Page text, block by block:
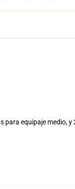
para equipaje medio, y